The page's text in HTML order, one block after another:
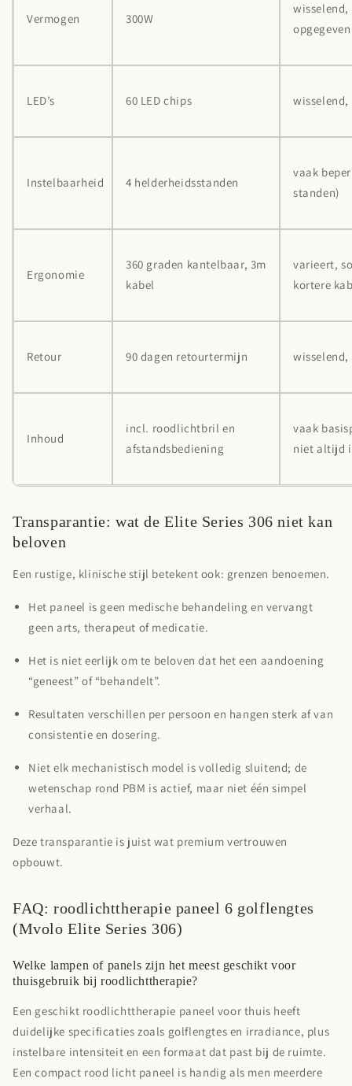
Vermogen 300W
opgegeven
LED’s 60 LED chips wisselend,
Instelbaarheid 4 helderheidsstanden
vaak
standen)
Ergonomie
360 graden kantelbaar, 3m
kabel
varieert,
kortere
Retour 90 dagen retourtermijn
Inhoud
incl. roodlichtbril en
afstandsbediening
vaak
niet altijd
Transparantie: wat de Elite Series 306 niet kan
beloven
Een rustige, klinische stijl betekent ook: grenzen benoemen.
Het paneel is geen medische behandeling en vervangt
geen arts, therapeut of medicatie.
Het is niet eerlijk om te beloven dat het een aandoening
“geneest” of “behandelt”.
Resultaten verschillen per persoon en hangen sterk af van
consistentie en dosering.
Niet elk mechanistisch model is volledig sluitend; de
wetenschap rond PBM is actief, maar niet één simpel
verhaal.
Deze transparantie is juist wat premium vertrouwen
opbouwt.
FAQ: roodlichttherapie paneel 6 golflengtes
(Mvolo Elite Series 306)
Welke lampen of panels zijn het meest geschikt voor
thuisgebruik bij roodlichttherapie?
Een geschikt roodlichttherapie paneel voor thuis heeft
duidelijke specificaties zoals golflengtes en irradiance, plus
instelbare intensiteit en een formaat dat past bij de ruimte.
Een compact rood licht paneel is handig als men meerdere